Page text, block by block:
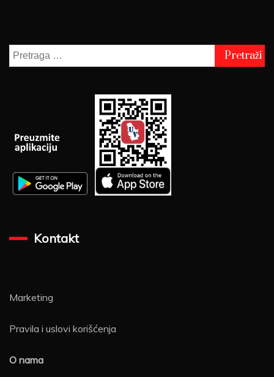
Pretraga
za:
Kontakt
Marketing
Pravila i uslovi korišćenja
O nama